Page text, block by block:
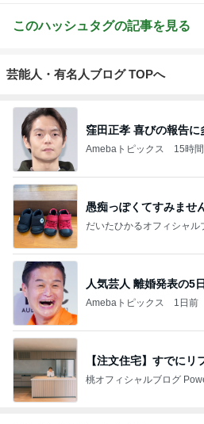
このハッシュタグの記事を見る
芸能人・有名人ブログ TOPへ
窪田正孝 喜びの報告に
Amebaトピックス 15時
愚痴っぽくてすみませ
だいたひかるオフィシャル
人気芸人 離婚発表の5
Amebaトピックス 1日前
【注文住宅】すでにリ
桃オフィシャルブログ